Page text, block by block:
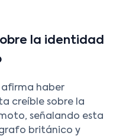
la identidad
afirma haber
creíble sobre la
señalando esta
británico y